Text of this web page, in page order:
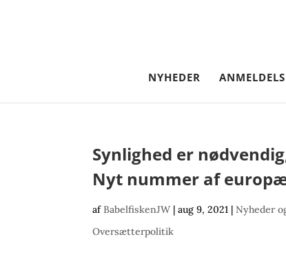
NYHEDER
Synlighed er
Nyt nummer af
afBabelfiskenJW |aug 9, 2021 |Nyheder
Oversætterpolitik